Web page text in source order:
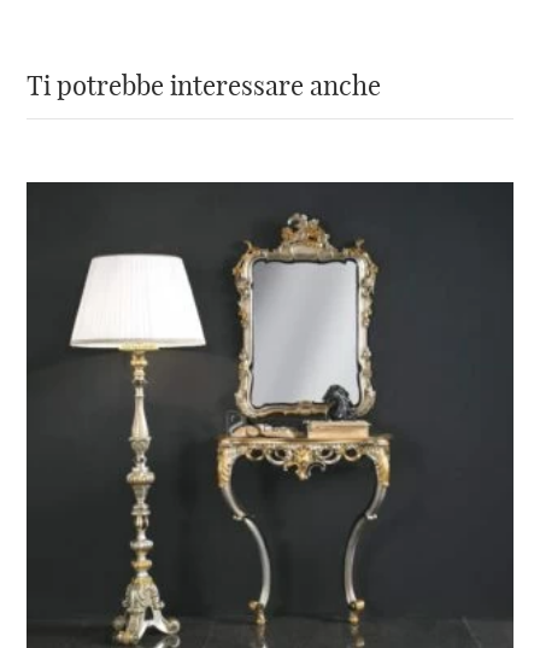
Orizzontale
Ordinabile su misura?
No
Specchionline.it
Non hai trovato lo specchio da arredo che
cercavi?
Sfoglia il nostro catalogo
scrivici su
WhatsAppo a info@specchionline.it
Ti potrebbe interessare anche